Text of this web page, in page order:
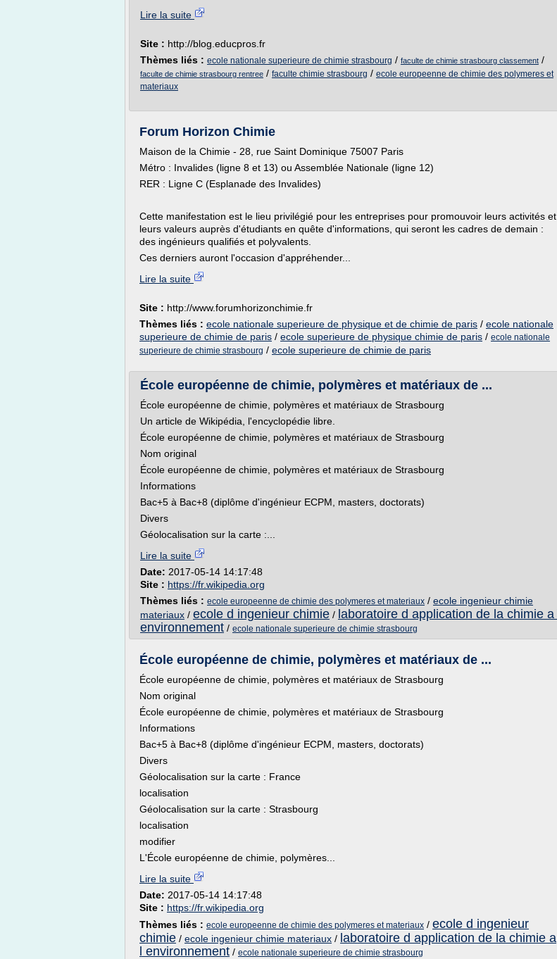
Lire la suite
Site : http://blog.educpros.fr
Thèmes liés : ecole nationale superieure de chimie strasbourg / faculte de chimie strasbourg classement /
faculte de chimie strasbourg rentree / faculte chimie strasbourg / ecole europeenne de chimie des polymeres et
materiaux
Forum Horizon Chimie
Maison de la Chimie - 28, rue Saint Dominique 75007 Paris
Métro : Invalides (ligne 8 et 13) ou Assemblée Nationale (ligne 12)
RER : Ligne C (Esplanade des Invalides)
Cette manifestation est le lieu privilégié pour les entreprises pour promouvoir leurs activités et
leurs valeurs auprès d'étudiants en quête d'informations, qui seront les cadres de demain :
des ingénieurs qualifiés et polyvalents.
Ces derniers auront l'occasion d'appréhender...
Lire la suite
Site : http://www.forumhorizonchimie.fr
Thèmes liés : ecole nationale superieure de physique et de chimie de paris / ecole nationale
superieure de chimie de paris / ecole superieure de physique chimie de paris / ecole nationale
superieure de chimie strasbourg / ecole superieure de chimie de paris
École européenne de chimie, polymères et matériaux de ...
École européenne de chimie, polymères et matériaux de Strasbourg
Un article de Wikipédia, l'encyclopédie libre.
École européenne de chimie, polymères et matériaux de Strasbourg
Nom original
École européenne de chimie, polymères et matériaux de Strasbourg
Informations
Bac+5 à Bac+8 (diplôme d'ingénieur ECPM, masters, doctorats)
Divers
Géolocalisation sur la carte :...
Lire la suite
Date: 2017-05-14 14:17:48
Site : https://fr.wikipedia.org
Thèmes liés : ecole europeenne de chimie des polymeres et materiaux / ecole ingenieur chimie
materiaux / ecole d ingenieur chimie / laboratoire d application de la chimie a l
environnement / ecole nationale superieure de chimie strasbourg
École européenne de chimie, polymères et matériaux de ...
École européenne de chimie, polymères et matériaux de Strasbourg
Nom original
École européenne de chimie, polymères et matériaux de Strasbourg
Informations
Bac+5 à Bac+8 (diplôme d'ingénieur ECPM, masters, doctorats)
Divers
Géolocalisation sur la carte : France
localisation
Géolocalisation sur la carte : Strasbourg
localisation
modifier
L'École européenne de chimie, polymères...
Lire la suite
Date: 2017-05-14 14:17:48
Site : https://fr.wikipedia.org
Thèmes liés : ecole europeenne de chimie des polymeres et materiaux / ecole d ingenieur
chimie / ecole ingenieur chimie materiaux / laboratoire d application de la chimie a
l environnement / ecole nationale superieure de chimie strasbourg